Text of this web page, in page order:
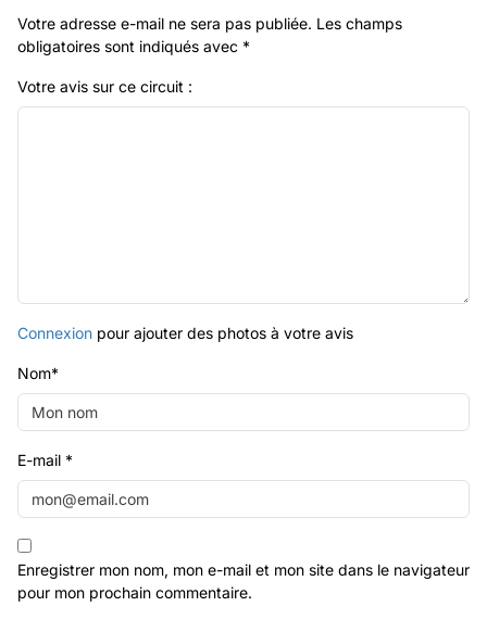
Votre adresse e-mail ne sera pas publiée. Les champs
obligatoires sont indiqués avec *
Votre avis sur ce circuit :
Connexion pour ajouter des photos à votre avis
Nom*
E-mail *
Enregistrer mon nom, mon e-mail et mon site dans le navigateur
pour mon prochain commentaire.